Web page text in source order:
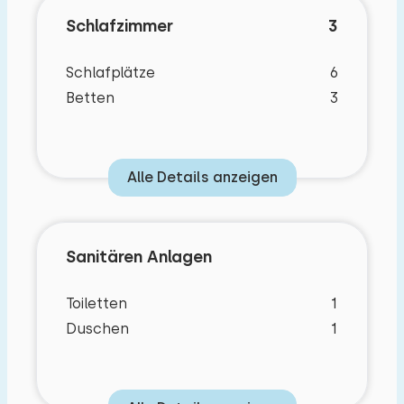
Schlafzimmer 3
Schlafplätze
6
Betten
3
Alle Details anzeigen
Sanitären Anlagen
Toiletten
1
Duschen
1